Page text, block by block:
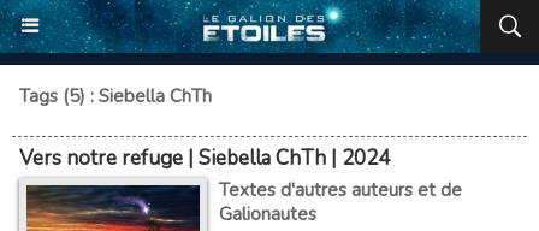
Tags (5) : Siebella ChTh
Vers notre refuge | Siebella ChTh | 2024
Textes d'autres auteurs et de
Galionautes